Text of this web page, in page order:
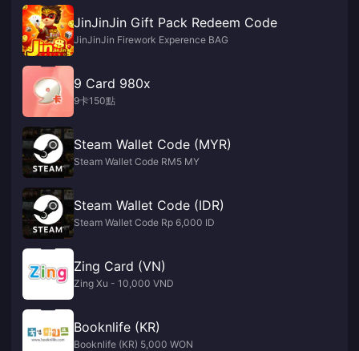
JinJinJin Gift Pack Redeem Code
JinJinJin Firework Experence BAG
9 Card 980x
9卡150點
Steam Wallet Code (MYR)
Steam Wallet Code RM5 MY
Steam Wallet Code (IDR)
Steam Wallet Code Rp 6,000 ID
Zing Card (VN)
Zing Xu - 10,000 VND
Booknlife (KR)
Booknlife (KR) 5,000 WON